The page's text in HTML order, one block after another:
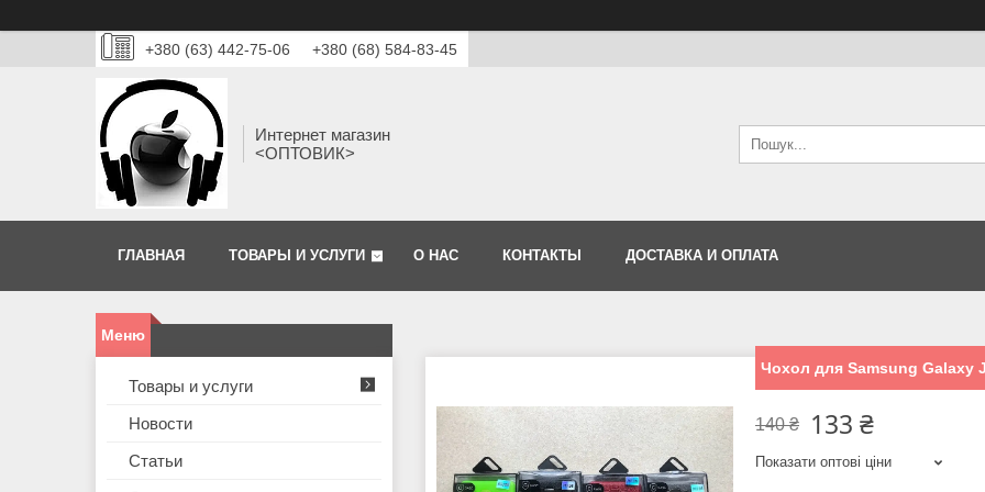
+380 (63) 442-75-06 +380 (68) 584-83-45
Интернет магазин
<ОПТОВИК>
ГЛАВНАЯ ТОВАРЫ И УСЛУГИ О НАС КОНТАКТЫ ДОСТАВКА И ОПЛАТА
Чохол для Samsung Galaxy
140 ₴ 133 ₴
Показати оптові ціни
Товары и услуги
Новости
Статьи